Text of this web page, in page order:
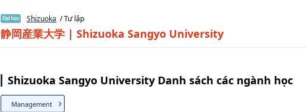
Shizuoka / Tư lập
静岡産業大学 | Shizuoka Sangyo University
Shizuoka Sangyo University Danh sách các ngành học
Management